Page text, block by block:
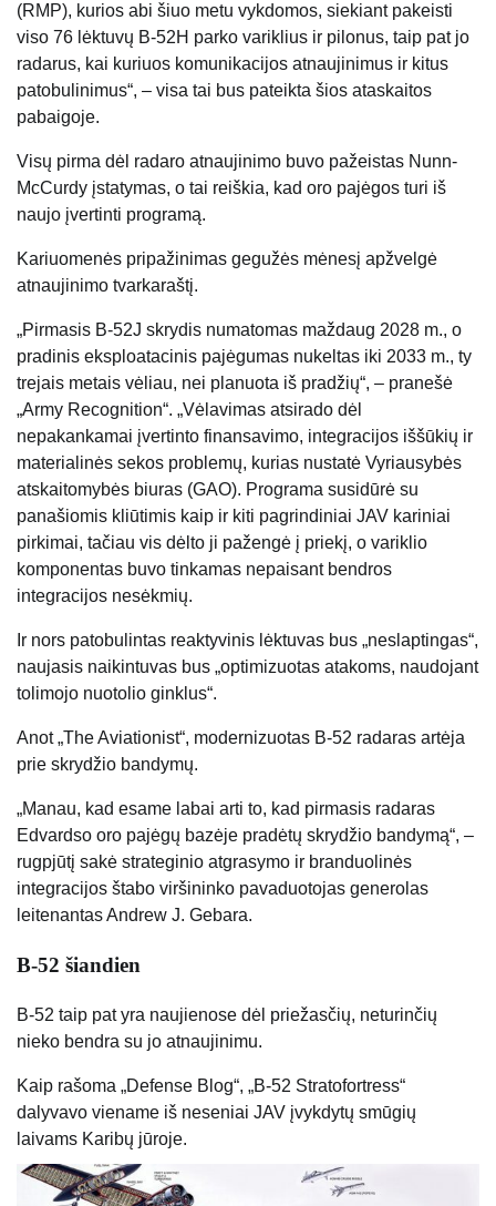
(RMP), kurios abi šiuo metu vykdomos, siekiant pakeisti
viso 76 lėktuvų B-52H parko variklius ir pilonus, taip pat jo
radarus, kai kuriuos komunikacijos atnaujinimus ir kitus
patobulinimus“, – visa tai bus pateikta šios ataskaitos
pabaigoje.
Visų pirma dėl radaro atnaujinimo buvo pažeistas Nunn-
McCurdy įstatymas, o tai reiškia, kad oro pajėgos turi iš
naujo įvertinti programą.
Kariuomenės pripažinimas gegužės mėnesį apžvelgė
atnaujinimo tvarkaraštį.
„Pirmasis B-52J skrydis numatomas maždaug 2028 m., o
pradinis eksploatacinis pajėgumas nukeltas iki 2033 m., ty
trejais metais vėliau, nei planuota iš pradžių“, – pranešė
„Army Recognition“. „Vėlavimas atsirado dėl
nepakankamai įvertinto finansavimo, integracijos iššūkių ir
materialinės sekos problemų, kurias nustatė Vyriausybės
atskaitomybės biuras (GAO). Programa susidūrė su
panašiomis kliūtimis kaip ir kiti pagrindiniai JAV kariniai
pirkimai, tačiau vis dėlto ji pažengė į priekį, o variklio
komponentas buvo tinkamas nepaisant bendros
integracijos nesėkmių.
Ir nors patobulintas reaktyvinis lėktuvas bus „neslaptingas“,
naujasis naikintuvas bus „optimizuotas atakoms, naudojant
tolimojo nuotolio ginklus“.
Anot „The Aviationist“, modernizuotas B-52 radaras artėja
prie skrydžio bandymų.
„Manau, kad esame labai arti to, kad pirmasis radaras
Edvardso oro pajėgų bazėje pradėtų skrydžio bandymą“, –
rugpjūtį sakė strateginio atgrasymo ir branduolinės
integracijos štabo viršininko pavaduotojas generolas
leitenantas Andrew J. Gebara.
B-52 šiandien
B-52 taip pat yra naujienose dėl priežasčių, neturinčių
nieko bendra su jo atnaujinimu.
Kaip rašoma „Defense Blog“, „B-52 Stratofortress“
dalyvavo viename iš neseniai JAV įvykdytų smūgių
laivams Karibų jūroje.